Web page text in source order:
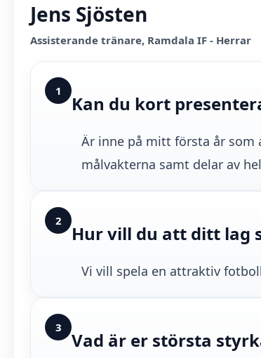
Jens Sjösten
Assisterande tränare, Ramdala IF - Herrar
1
Kan du kort
Är inne på mitt första år som
målvakterna samt delar av
2
Hur vill du att ditt lag
Vi vill spela en attraktiv
3
Vad är er största